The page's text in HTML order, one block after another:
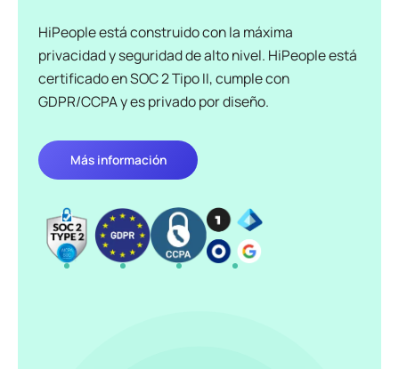
HiPeople está construido con la máxima
privacidad y seguridad de alto nivel. HiPeople está
certificado en SOC 2 Tipo II, cumple con
GDPR/CCPA y es privado por diseño.
Más información